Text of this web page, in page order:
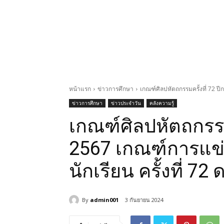
หน้าแรก ข่าวการศึกษา เกณฑ์ศิลปหัตถกรรมครั้งที่ 72 ปี
ข่าวการศึกษา ข่าวประจำวัน คลังความรู้
เกณฑ์ศิลปหัตถกร
2567 เกณฑ์การแ
นักเรียน ครั้งที่ 72
By admin001 3 กันยายน 2024